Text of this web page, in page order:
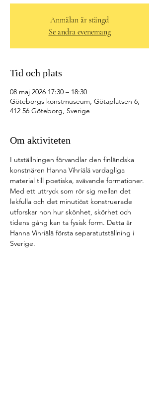
Anmälan är stängd
Se andra evenemang
Tid och plats
08 maj 2026 17:30 – 18:30
Göteborgs konstmuseum, Götaplatsen 6,
412 56 Göteborg, Sverige
Om aktiviteten
I utställningen förvandlar den finländska
konstnären Hanna Vihriälä vardagliga
material till poetiska, svävande formationer.
Med ett uttryck som rör sig mellan det
lekfulla och det minutiöst konstruerade
utforskar hon hur skönhet, skörhet och
tidens gång kan ta fysisk form. Detta är
Hanna Vihriälä första separatutställning i
Sverige.